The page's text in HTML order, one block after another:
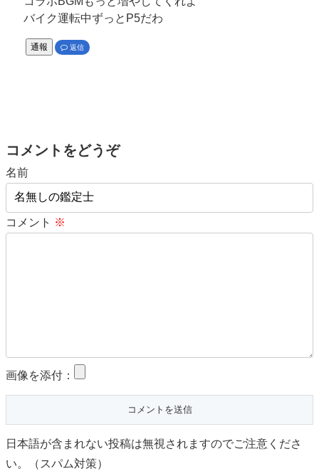
バイク運転中ずっとP5だわ
通報 返信
コメントをどうぞ
名前
コメント ※
画像を添付：
日本語が含まれない投稿は無視されますのでご注意くださ
い。（スパム対策）